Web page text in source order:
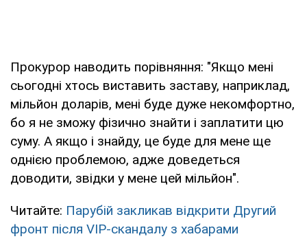
Прокурор наводить порівняння: "Якщо мені
сьогодні хтось виставить заставу, наприклад,
мільйон доларів, мені буде дуже некомфортно,
бо я не зможу фізично знайти і заплатити цю
суму. А якщо і знайду, це буде для мене ще
однією проблемою, адже доведеться
доводити, звідки у мене цей мільйон".
Читайте: Парубій закликав відкрити Другий
фронт після VIP-скандалу з хабарами